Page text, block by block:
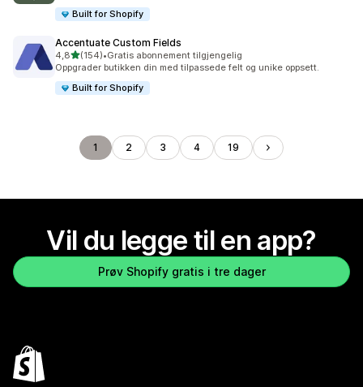
Built for Shopify
Accentuate Custom Fields
4,8av 5 stjerner
(154)
Totalt 154 omtaler
•Gratis abonnement tilgjengelig
Oppgrader butikken din med tilpassede felt og unike oppsett.
Built for Shopify
1 2 3 4 19
Vil du legge til en app?
Prøv Shopify gratis i tre dager